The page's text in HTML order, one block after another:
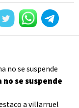
no se suspende